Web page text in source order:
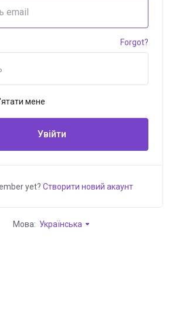
Forgot?
мене
Увійти
yet? Створити новий акаунт
Мова: Українська